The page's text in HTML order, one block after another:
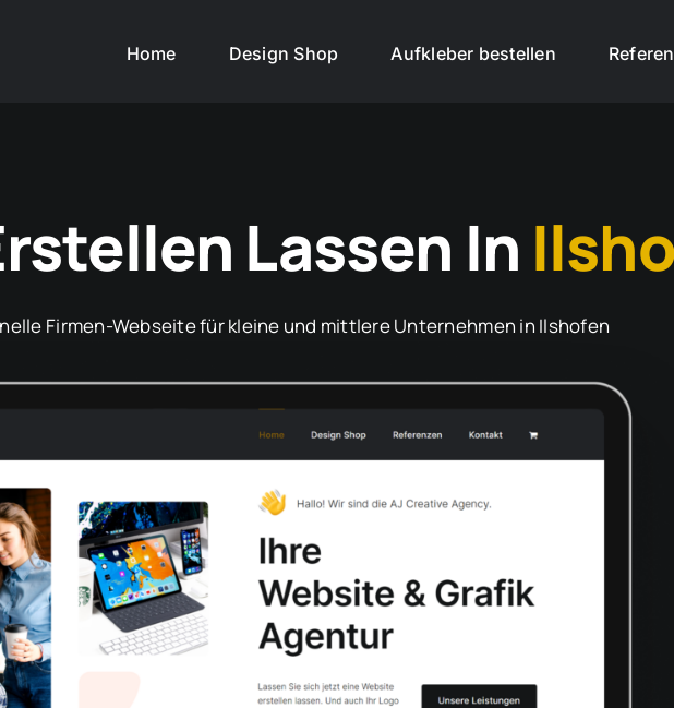
Home Design Shop Aufkleber bestellen
Lassen In
Firmen-Webseite für kleine und mittlere Unternehmen in Ilshofen